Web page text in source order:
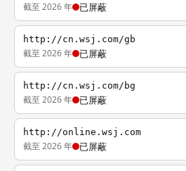
截至 2026 年 已屏蔽
http://cn.wsj.com/gb
截至 2026 年 已屏蔽
http://cn.wsj.com/bg
截至 2026 年 已屏蔽
http://online.wsj.com
截至 2026 年 已屏蔽